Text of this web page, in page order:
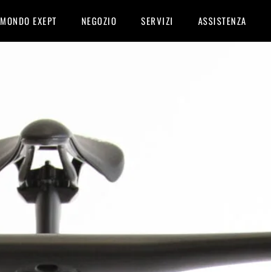
MONDO EXEPT NEGOZIO SERVIZI ASSISTENZA